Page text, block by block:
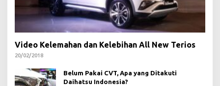
Video Kelemahan dan Kelebihan All New Terios
20/02/2018
Belum Pakai CVT, Apa yang Ditakuti
Daihatsu Indonesia?